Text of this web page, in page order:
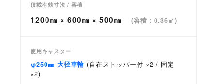
積載有効寸法 / 容積
1200㎜ × 600㎜ × 500㎜ (容積：0.36㎥)
使用キャスター
φ250㎜ 大径車輪 (自在ストッパー付 ×2 / 固定
×2)